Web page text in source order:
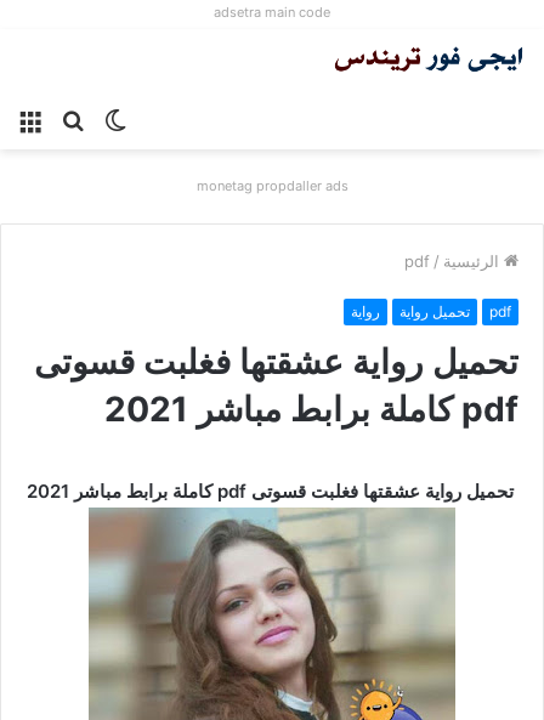
adsetra main code
بحث الوضع
monetag propdaller ads
الرئيسية /
pdf
pdf تحميل رواية رواية
تحميل رواية عشقتها فغلبت قسوتى
pdf كاملة برابط مباشر 2021
تحميل رواية عشقتها فغلبت قسوتى pdf كاملة برابط مباشر 2021